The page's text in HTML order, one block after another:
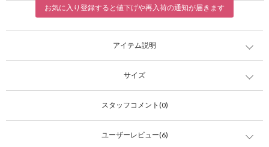
お気に入り登録すると値下げや再入荷の通知が届きます
アイテム説明
サイズ
スタッフコメント(0)
ユーザーレビュー(6)